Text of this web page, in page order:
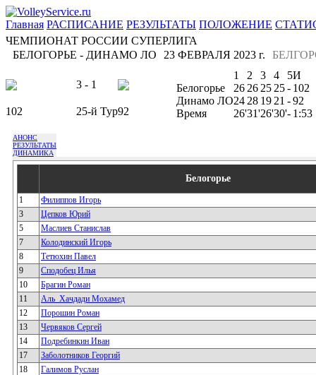
Главная РАСПИСАНИЕ РЕЗУЛЬТАТЫ ПОЛОЖЕНИЕ
ЧЕМПИОНАТ РОССИИ СУПЕРЛИГА
БЕЛОГОРЬЕ - ДИНАМО ЛО
23 ФЕВРАЛЯ 2023 г.
3 - 1
102 25-й Тур92
1 2 3 4 5И
Белогорье
26 26 25 25- 102
Динамо ЛО24 28 19 21 -92
Время
26'31'26'30'- 1:53
АНОНС
РЕЗУЛЬТАТЫ
ДИНАМИКА
Белогорье
1
Филиппов Игорь
3
Цепков Юрий
5
Маслиев Станислав
7
Колодинский Игорь
8
Тетюхин Павел
9
Сподобец Илья
10
Брагин Роман
11
Аль_Хачдади Мохамед
12
Порошин Роман
13
Червяков Сергей
14
Подребинкин Иван
17
Заболотников Георгий
18
Галимов Руслан